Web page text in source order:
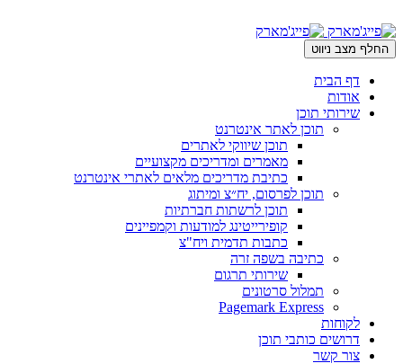
החלף מצב ניווט
דף הבית
אודות
שירותי תוכן
תוכן לאתר אינטרנט
תוכן שיווקי לאתרים
מאמרים ומדריכים מקצועיים
כתיבת מדריכים מלאים לאתרי אינטרנט
תוכן לפרסום, יח״צ ומיתוג
תוכן לרשתות חברתיות
קופירייטינג למודעות וקמפיינים
כתבות תדמית ויח"צ
כתיבה בשפה זרה
שירותי תרגום
תמלול סרטונים
Pagemark Express
לקוחות
דרושים כותבי תוכן
צור קשר